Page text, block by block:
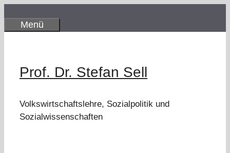
InhaltMenü
Prof. Dr. Stefan Sell
Volkswirtschaftslehre, Sozialpolitik und
Sozialwissenschaften